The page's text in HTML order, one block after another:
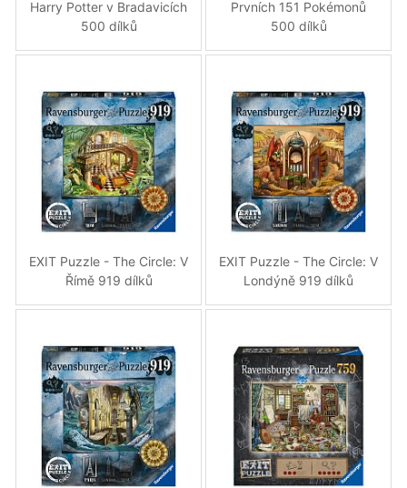
Harry Potter v Bradavicích
500 dílků
Prvních 151 Pokémonů
500 dílků
EXIT Puzzle - The Circle: V
Římě 919 dílků
EXIT Puzzle - The Circle: V
Londýně 919 dílků